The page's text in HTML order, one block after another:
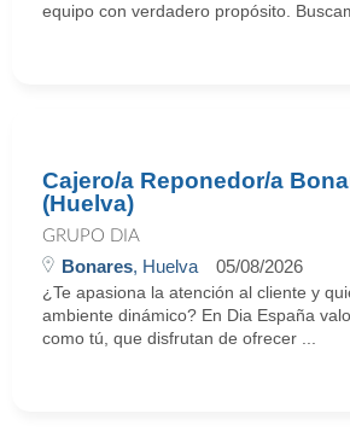
equipo con verdadero propósito.
Cajero/a Reponedor/a
(Huelva)
GRUPO DIA
Bonares, Huelva 05/08/2026
¿Te apasiona la atención al cliente y
ambiente dinámico? En Dia España
como tú, que disfrutan de ofrecer ...